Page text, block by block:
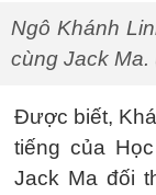
Ngô Khánh
cùng Jack Ma.
Được biết,
tiếng của
Jack Ma đối